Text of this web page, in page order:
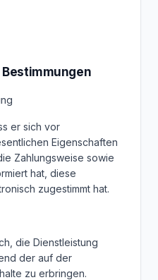
er sich vor
Eigenschaften
Zahlungsweise sowie
hat, diese
zugestimmt hat.
die Dienstleistung
der auf der
zu erbringen.